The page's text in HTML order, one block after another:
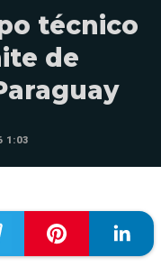
técnico
de
1:03